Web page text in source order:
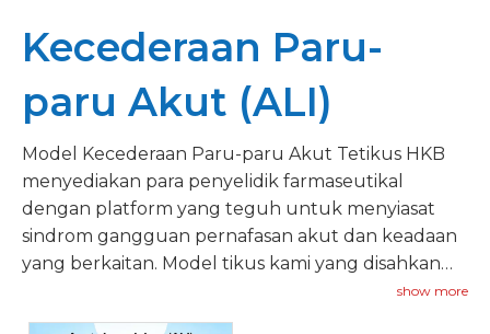
Kecederaan Paru-
paru Akut (ALI)
Model Kecederaan Paru-paru Akut Tetikus HKB
menyediakan para penyelidik farmaseutikal
dengan platform yang teguh untuk menyiasat
sindrom gangguan pernafasan akut dan keadaan
yang berkaitan. Model tikus kami yang disahkan
menggunakan penyedutan LPS, kecederaan
paru-paru akibat ventilator, atau tusukan ligasi
show more